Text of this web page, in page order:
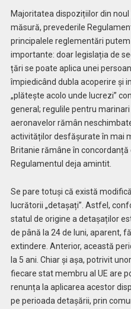
Majoritatea dispozițiilor din
măsură, prevederile
principalele reglementări
importante: doar legislația de
țări se poate aplica unei
împiedicând dubla acoperire și
„plătește acolo unde lucrezi”
general; regulile pentru
aeronavelor rămân
activităților desfășurate în mai
Britanie rămâne în
Regulamentul deja amintit.
Se pare totuși că există
lucrătorii „detașați”. Astfel,
statul de origine a detașaților
de până la 24 de luni, aparent,
extindere. Anterior, această
la 5 ani. Chiar și așa, potrivit
fiecare stat membru al UE are
renunța la aplicarea acestor
pe perioada detașării, prin